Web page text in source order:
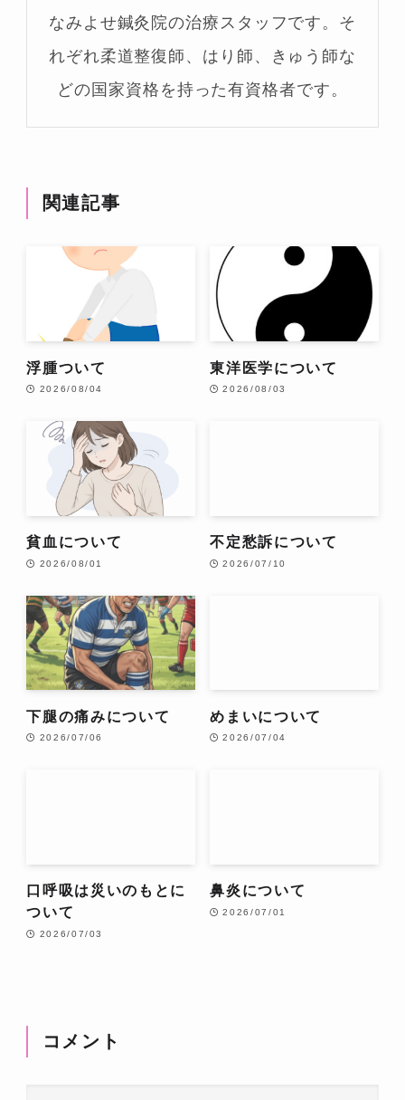
なみよせ鍼灸院の治療スタッフです。そ
れぞれ柔道整復師、はり師、きゅう師な
どの国家資格を持った有資格者です。
関連記事
浮腫ついて
2026/08/04
東洋医学について
2026/08/03
貧血について
2026/08/01
不定愁訴について
2026/07/10
下腿の痛みについて
2026/07/06
めまいについて
2026/07/04
口呼吸は災いのもとに
ついて
2026/07/03
鼻炎について
2026/07/01
コメント